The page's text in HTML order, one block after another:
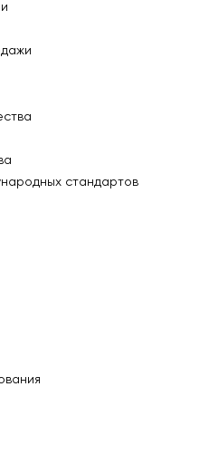
стандартов